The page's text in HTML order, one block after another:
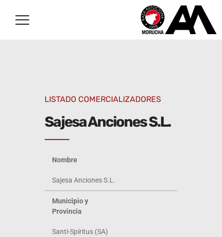
LISTADO COMERCIALIZADORES
Sajesa Anciones S.L.
Nombre
Sajesa Anciones S.L.
Municipio y
Provincia
Santi-Spíritus (SA)